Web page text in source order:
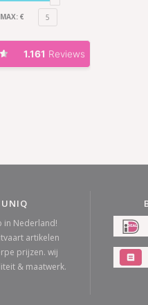
MAX: € 5
in Nederland!
artikelen
prijzen. wij
& maatwerk.